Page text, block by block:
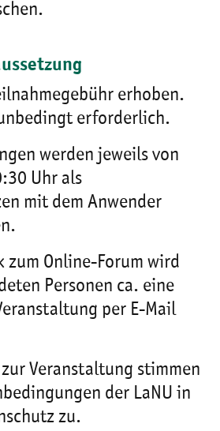
erhoben.
erforderlich.
werden jeweils von
Uhr als
mit dem Anwender
zum Online-Forum wird
Personen ca. eine
per E-Mail
Veranstaltung stimmen
der LaNU in
zu.